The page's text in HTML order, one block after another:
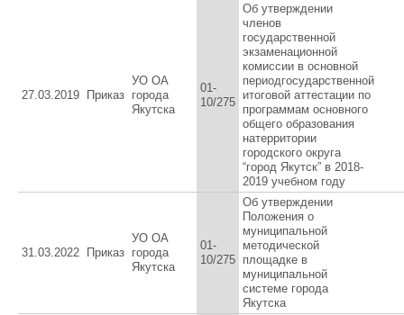
27.03.2019 Приказ
УО ОА
города
Якутска
01-
10/275
Об утверждении
членов
государственной
экзаменационной
комиссии в основной
периодгосударственной
итоговой аттестации по
программам основного
общего образования
натерритории
городского округа
“город Якутск” в 2018-
2019 учебном году
31.03.2022 Приказ
УО ОА
города
Якутска
01-
10/275
Об утверждении
Положения о
муниципальной
методической
площадке в
муниципальной
системе города
Якутска